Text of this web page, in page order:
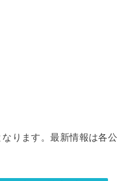
ります。最新情報は各公